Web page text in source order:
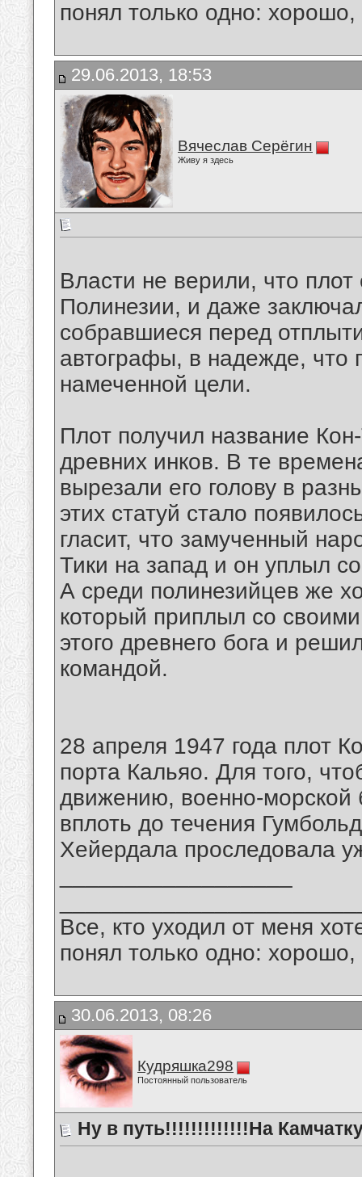
понял только одно:
29.06.2013, 18:53
Вячеслав Серёгин
Живу я здесь
Власти не верили, что
Полинезии, и даже
собравшиеся перед
автографы, в надежде, что
намеченной цели.
Плот получил название
древних инков. В те
вырезали его голову в
этих статуй стало
гласит, что замученный
Тики на запад и он уплыл
А среди полинезийцев же
который приплыл со
этого древнего бога и
командой.
28 апреля 1947 года плот
порта Кальяо. Для того,
движению, военно-морской
вплоть до течения
Хейердала проследовала
Все, кто уходил от меня
понял только одно:
30.06.2013, 08:26
Кудряшка298
Постоянный пользователь
Ну в путь!!!!!!!!!!!!!На